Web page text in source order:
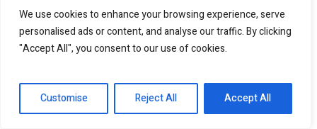
We use cookies to enhance your browsing experience, serve
personalised ads or content, and analyse our traffic. By clicking
"Accept All", you consent to our use of cookies.
Customise Reject All Accept All
Paradoksial = kontras
porto = biaya
mobilitas = gerak
bonafid =dapat dipercaya